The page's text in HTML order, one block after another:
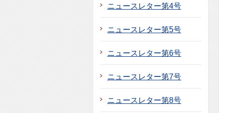
ニュースレター第4号
ニュースレター第5号
ニュースレター第6号
ニュースレター第7号
ニュースレター第8号